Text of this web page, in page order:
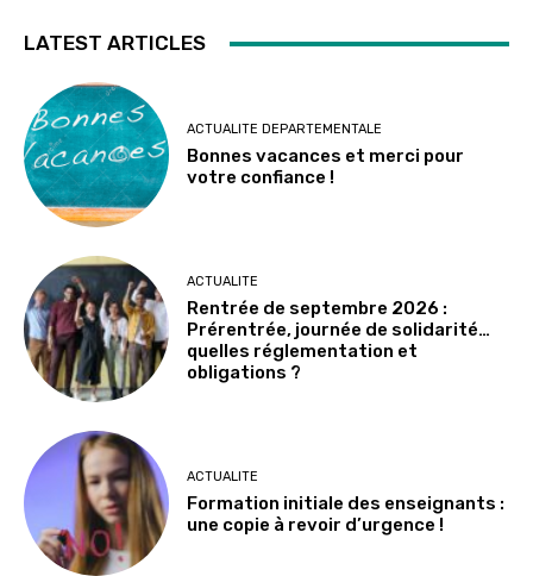
LATEST ARTICLES
ACTUALITE DEPARTEMENTALE
Bonnes vacances et merci pour
votre confiance !
ACTUALITE
Rentrée de septembre 2026 :
Prérentrée, journée de solidarité…
quelles réglementation et
obligations ?
ACTUALITE
Formation initiale des enseignants :
une copie à revoir d’urgence !